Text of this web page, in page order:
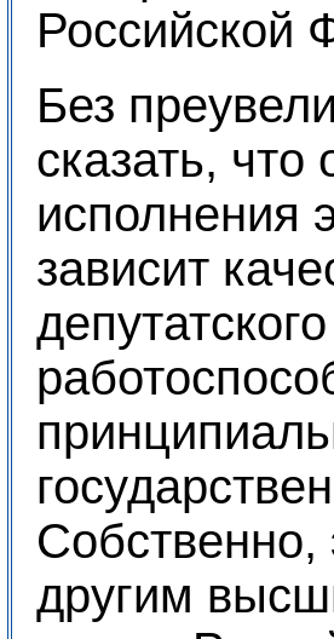
Российской
Без
сказать,
исполнения
зависит
Собственно,
другим